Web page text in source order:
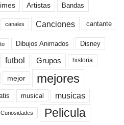
Artistas Bandas
canales Canciones cantante
Dibujos Animados Disney
futbol Grupos historia
mejor mejores
musical musicas
Pelicula